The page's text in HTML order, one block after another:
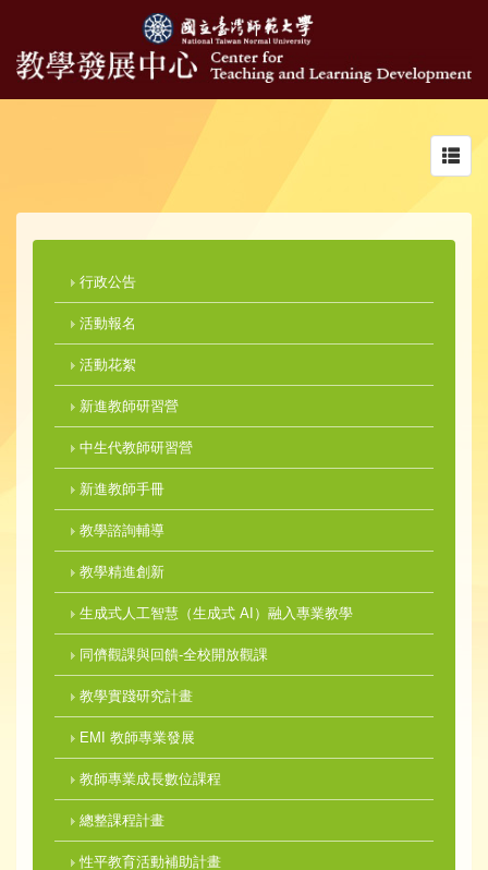
行政公告
活動報名
活動花絮
新進教師研習營
中生代教師研習營
新進教師手冊
教學諮詢輔導
教學精進創新
生成式人工智慧（生成式 AI）融入專業教學
同儕觀課與回饋-全校開放觀課
教學實踐研究計畫
EMI 教師專業發展
教師專業成長數位課程
總整課程計畫
性平教育活動補助計畫